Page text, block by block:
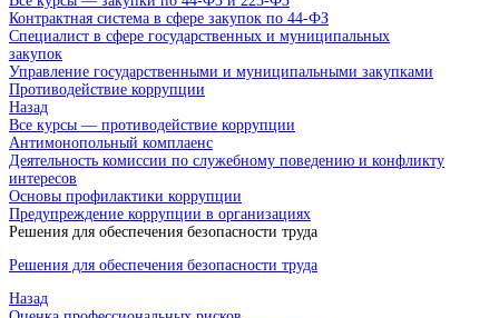
Контрактная система в сфере закупок по 44-ФЗ
Специалист в сфере государственных и муниципальных
закупок
Управление государственными и муниципальными закупками
Противодействие коррупции
Назад
Все курсы — противодействие коррупции
Антимонопольный комплаенс
Деятельность комиссии по служебному поведению и конфликту
интересов
Основы профилактики коррупции
Предупреждение коррупции в организациях
Решения для обеспечения безопасности труда
Решения для обеспечения безопасности труда
Назад